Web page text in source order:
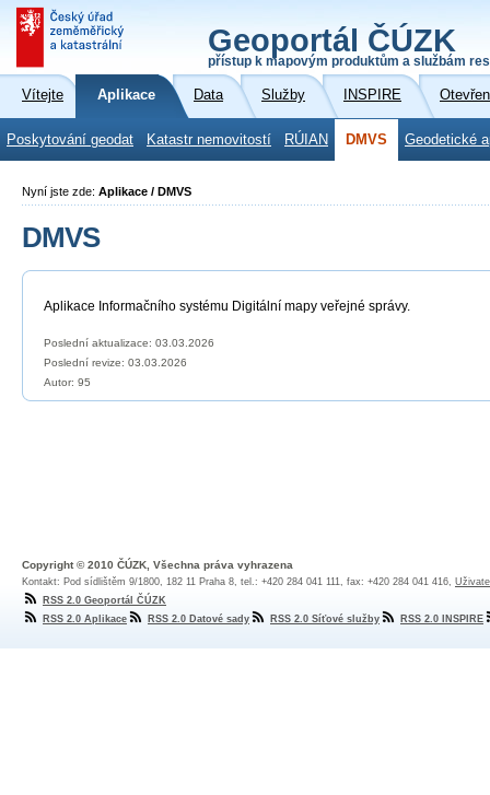
Geoportál ČÚZK
přístup k mapovým produktům a službám
Vítejte Aplikace Data Služby INSPIRE
Poskytování geodat Katastr nemovitostí RÚIAN DMVS Geodetické
Nyní jste zde: Aplikace / DMVS
DMVS
Aplikace Informačního systému Digitální mapy veřejné správy.
Poslední aktualizace: 03.03.2026
Poslední revize: 03.03.2026
Autor: 95
Copyright © 2010 ČÚZK, Všechna práva vyhrazena
Kontakt: Pod sídlištěm 9/1800, 182 11 Praha 8, tel.: +420 284 041 111, fax: +420 284 041 416,
RSS 2.0 Geoportál ČÚZK
RSS 2.0 Aplikace
RSS 2.0 Datové sady RSS 2.0 Síťové služby RSS 2.0 INSPIRE